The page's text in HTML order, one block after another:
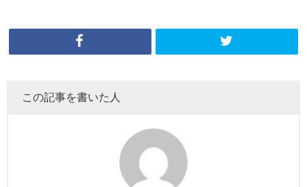
この記事を書いた人